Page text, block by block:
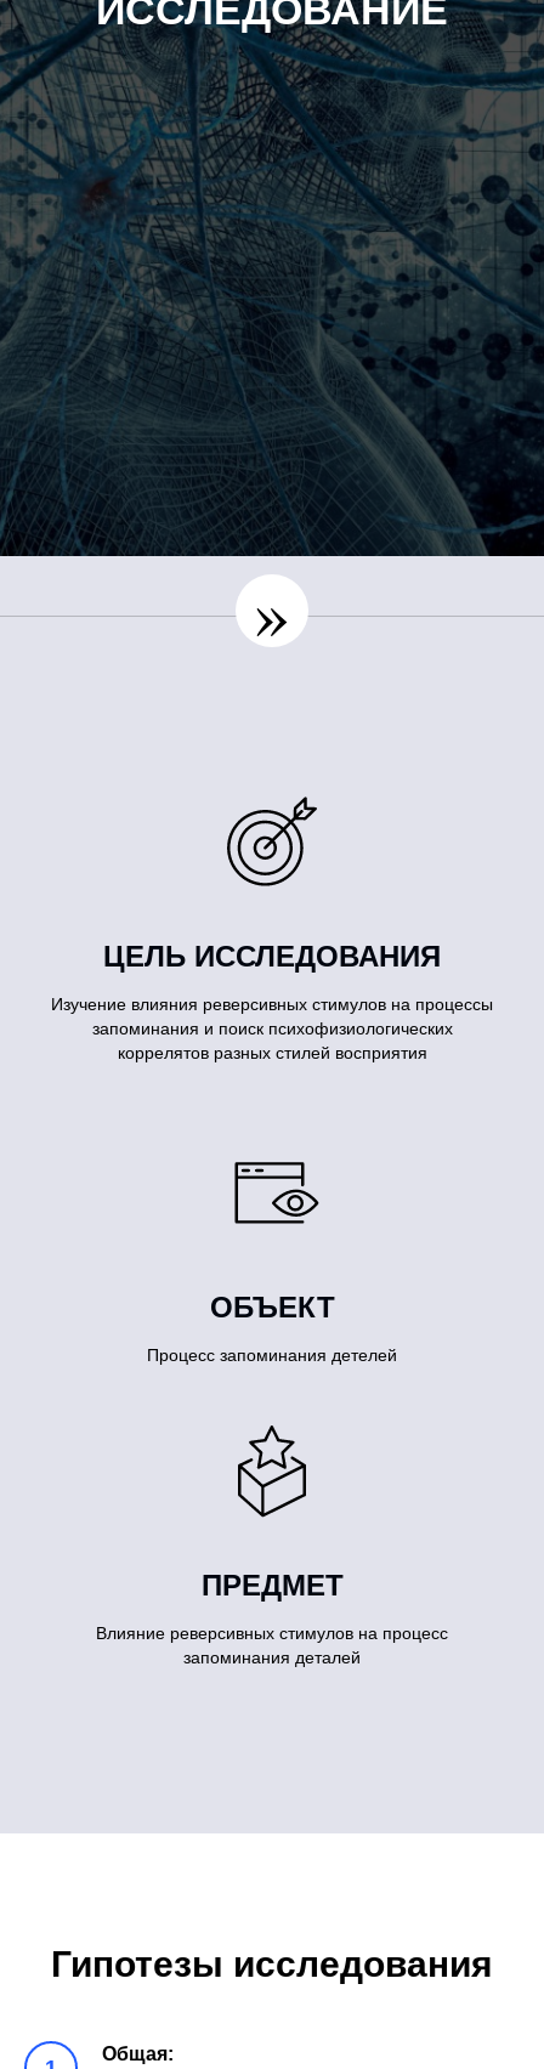
ИССЛЕДОВАНИЕ
»
ЦЕЛЬ ИССЛЕДОВАНИЯ
Изучение влияния реверсивных стимулов на процессы
запоминания и поиск психофизиологических
коррелятов разных стилей восприятия
ОБЪЕКТ
Процесс запоминания детелей
ПРЕДМЕТ
Влияние реверсивных стимулов на процесс
запоминания деталей
Гипотезы исследования
Общая: